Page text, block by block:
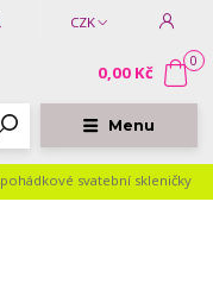
Menu
CZK
0
0,00 Kč
pohádkové svatební skleničky